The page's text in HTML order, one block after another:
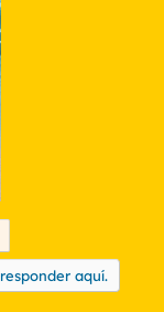
aquí.